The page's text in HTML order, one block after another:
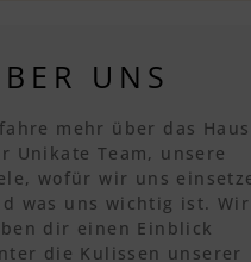
UNS
mehr über das Haus
Unikate Team, unsere
wofür wir uns
was uns wichtig ist. Wir
dir einen Einblick
die Kulissen unserer